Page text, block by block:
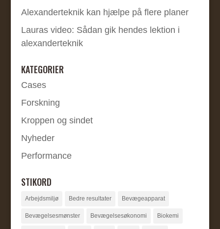
Alexanderteknik kan hjælpe på flere planer
Lauras video: Sådan gik hendes lektion i
alexanderteknik
KATEGORIER
Cases
Forskning
Kroppen og sindet
Nyheder
Performance
STIKORD
Arbejdsmiljø Bedre resultater Bevægeapparat
Bevægelsesmønster Bevægelsesøkonomi Biokemi